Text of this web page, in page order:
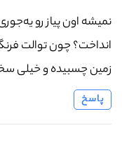
نمیشه اون پیاز رو یه‌جوری
زمین چسبیده و خیلی
پاسخ